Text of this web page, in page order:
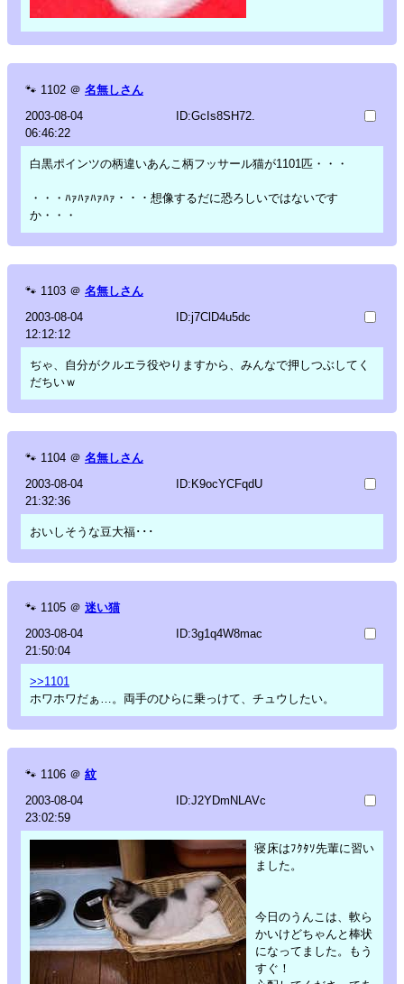
🐾 1102 ＠ 名無しさん
2003-08-04
06:46:22
ID:GcIs8SH72.
白黒ポインツの柄違いあんこ柄フッサール猫が1101匹・・・
・・・ﾊｧﾊｧﾊｧﾊｧ・・・想像するだに恐ろしいではないです
か・・・
🐾 1103 ＠ 名無しさん
2003-08-04
12:12:12
ID:j7ClD4u5dc
ぢゃ、自分がクルエラ役やりますから、みんなで押しつぶしてく
だちいｗ
🐾 1104 ＠ 名無しさん
2003-08-04
21:32:36
ID:K9ocYCFqdU
おいしそうな豆大福･･･
🐾 1105 ＠ 迷い猫
2003-08-04
21:50:04
ID:3g1q4W8mac
>>1101
ホワホワだぁ…。両手のひらに乗っけて、チュウしたい。
🐾 1106 ＠ 紋
2003-08-04
23:02:59
ID:J2YDmNLAVc
寝床はﾌｸﾀｿ先輩に習い
ました。
今日のうんこは、軟ら
かいけどちゃんと棒状
になってました。もう
すぐ！